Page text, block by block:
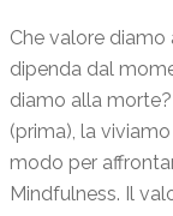
Che valore
dipenda dal
diamo alla
(prima), la
modo per
Mindfulness. Il